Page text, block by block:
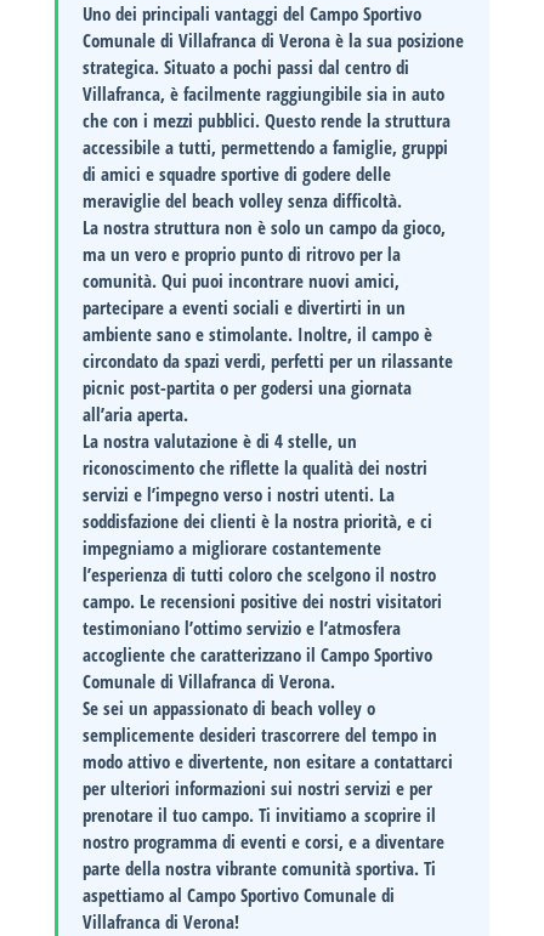
Uno dei principali vantaggi delCampo Sportivo
Comunale di Villafranca di Verona è la suaposizione
strategica. Situato a pochi passi dal centro di
Villafranca, è facilmente raggiungibile sia in auto
che con i mezzi pubblici. Questo rende la struttura
accessibile a tutti, permettendo a famiglie, gruppi
di amici e squadre sportive di godere delle
meraviglie del beach volley senza difficoltà.
La nostra struttura non è solo un campo da gioco,
ma un vero e proprio punto di ritrovo per la
comunità. Qui puoi incontrare nuovi amici,
partecipare a eventi sociali e divertirti in un
ambiente sano e stimolante. Inoltre, il campo è
circondato da spazi verdi, perfetti per un rilassante
picnic post-partita o per godersi una giornata
all’aria aperta.
La nostra valutazione è di4 stelle, un
riconoscimento che riflette la qualità dei nostri
servizi e l’impegno verso i nostri utenti. La
soddisfazione dei clienti è la nostra priorità, e ci
impegniamo a migliorare costantemente
l’esperienza di tutti coloro che scelgono il nostro
campo. Le recensioni positive dei nostri visitatori
testimoniano l’ottimo servizio e l’atmosfera
accogliente che caratterizzano ilCampo Sportivo
Comunale di Villafranca di Verona.
Se sei un appassionato di beach volley o
semplicemente desideri trascorrere del tempo in
modo attivo e divertente, non esitare acontattarci
per ulteriori informazioni sui nostri servizi e per
prenotare il tuo campo. Ti invitiamo a scoprire il
nostro programma di eventi e corsi, e a diventare
parte della nostra vibrante comunità sportiva. Ti
aspettiamo alCampo Sportivo Comunale di
Villafranca di Verona!